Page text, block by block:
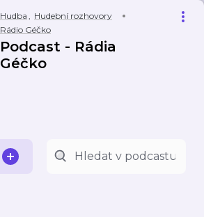
Hudba , Hudební rozhovory
Rádio Géčko
Podcast - Rádia
Géčko